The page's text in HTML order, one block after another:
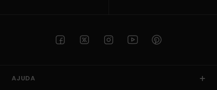
AJUDA